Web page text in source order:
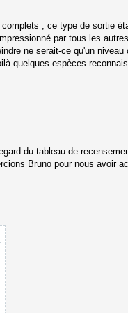
; ce type de sortie
par tous les
ne serait-ce qu'un niveau
quelques espèces
du tableau de
Bruno pour nous avoir